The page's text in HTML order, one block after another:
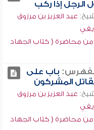
الرجل إذا ركب
عبد العزيز بن مرزوق
من محاضرة ( كتاب الجهاد
باب على
المشركون
عبد العزيز بن مرزوق
من محاضرة ( كتاب الجهاد